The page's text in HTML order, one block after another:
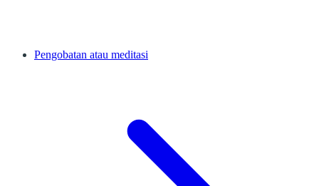
Pengobatan atau meditasi